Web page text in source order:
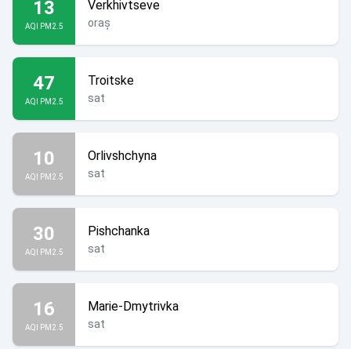
13
AQI PM2.5
Verkhivtseve
oraș
47
AQI PM2.5
Troitske
sat
10
AQI PM2.5
Orlivshchyna
sat
30
AQI PM2.5
Pishchanka
sat
16
AQI PM2.5
Marie-Dmytrivka
sat